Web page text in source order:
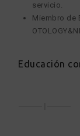
servicio.
Miembro de
Educación